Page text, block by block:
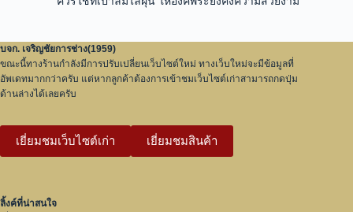
บจก. เจริญชัยการช่าง(1959)
ขณะนี้ทางร้านกำลังมีการปรับเปลี่ยนเว็บไซต์ใหม่ ทางเว็บใหม่จะมีข้อมูลที่
อัพเดทมากกว่าครับ แต่หากลูกค้าต้องการเข้าชมเว็บไซต์เก่าสามารถกดปุ่ม
ด้านล่างได้เลยครับ
เยี่ยมชมเว็บไซต์เก่า เยี่ยมชมสินค้า
ลิ้งค์ที่น่าสนใจ